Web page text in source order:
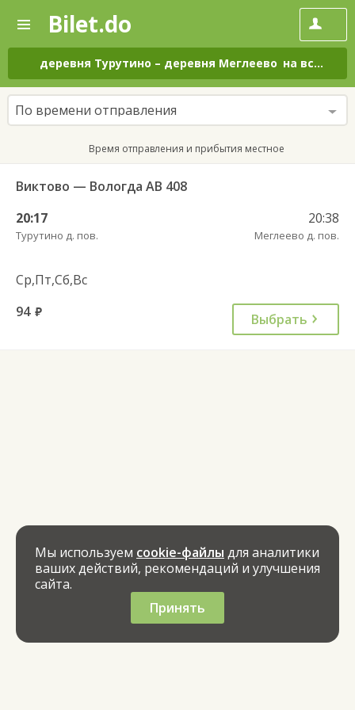
—
Поиск
и
покупка
билетов
на
автобус
онлайн
Bilet.do
деревня Турутино – деревня Меглеево на все дни
По времени отправления
Время отправления и прибытия местное
Виктово — Вологда АВ 408
20:17
Турутино д. пов.
20:38
Меглеево д. пов.
Ср,Пт,Сб,Вс
94 руб. Выбрать
Мы используем cookie-файлы для аналитики
ваших действий, рекомендаций и улучшения
сайта.
Принять